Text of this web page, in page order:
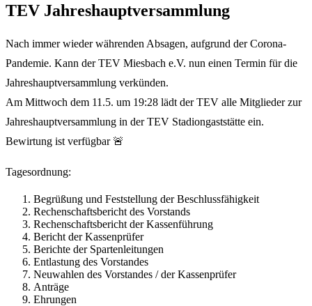
TEV Jahreshauptversammlung
Nach immer wieder währenden Absagen, aufgrund der Corona-
Pandemie. Kann der TEV Miesbach e.V. nun einen Termin für die
Jahreshauptversammlung verkünden.
Am Mittwoch dem 11.5. um 19:28 lädt der TEV alle Mitglieder zur
Jahreshauptversammlung in der TEV Stadiongaststätte ein.
Bewirtung ist verfügbar 🚨
Tagesordnung:
Begrüßung und Feststellung der Beschlussfähigkeit
Rechenschaftsbericht des Vorstands
Rechenschaftsbericht der Kassenführung
Bericht der Kassenprüfer
Berichte der Spartenleitungen
Entlastung des Vorstandes
Neuwahlen des Vorstandes / der Kassenprüfer
Anträge
Ehrungen